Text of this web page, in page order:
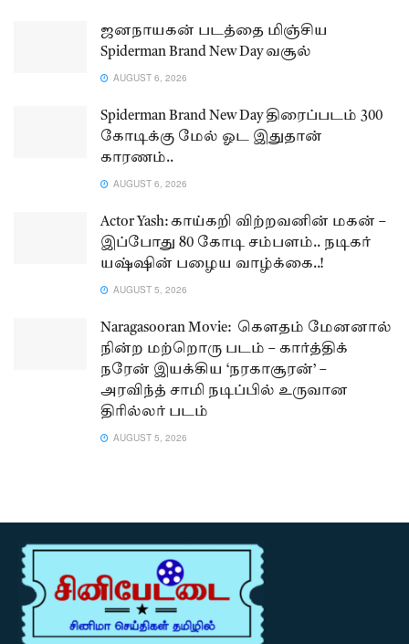
ஜனநாயகன் படத்தை மிஞ்சிய
Spiderman Brand New Day வசூல்
AUGUST 6, 2026
Spiderman Brand New Day திரைப்படம் 300
கோடிக்கு மேல் ஓட இதுதான்
காரணம்..
AUGUST 6, 2026
Actor Yash: காய்கறி விற்றவனின் மகன் –
இப்போது 80 கோடி சம்பளம்.. நடிகர்
யஷ்ஷின் பழைய வாழ்க்கை..!
AUGUST 5, 2026
Naragasooran Movie: கௌதம் மேனனால்
நின்ற மற்றொரு படம் – கார்த்திக்
நரேன் இயக்கிய ‘நரகாசூரன்’ –
அரவிந்த் சாமி நடிப்பில் உருவான
திரில்லர் படம்
AUGUST 5, 2026